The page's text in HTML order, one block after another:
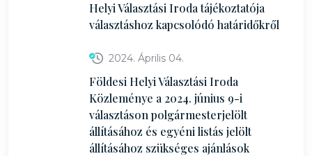
Helyi Választási Iroda tájékoztatója
választáshoz kapcsolódó határidőkről
2024. Április 04.
Földesi Helyi Választási Iroda
Közleménye a 2024. június 9-i
választáson polgármesterjelölt
állításához és egyéni listás jelölt
állításához szükséges ajánlások